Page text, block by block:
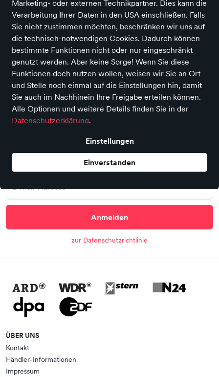
Marketing- oder externen Technikpartner. Dies kann die
Verarbeitung Ihrer Daten in den USA einschließen. Falls
Sie nicht zustimmen möchten, beschränken wir uns auf
die technisch-notwendigen Cookies. Dadurch können
bestimmte Funktionen nicht oder nur eingeschränkt
genutzt werden. Aber keine Sorge! Wenn Sie diese
Funktionen doch nutzen wollen, weisen wir Sie an Ort
und Stelle noch einmal auf die Einstellungen hin, damit
Sie auch im Nachhinein Ihre Freigabe erteilen können.
Alle Optionen und weitere Details finden Sie in der
Datenschutzerklärung.
Einstellungen
Einverstanden
vergangenen Jahr, geht das Event 2026 mit v...
LEGOLAND® Deutschland Resort
LEGOLAND Allee 1 89312 Günzburg
Familie
20. Juli - 30. August
10:00 - 19:00
Newsletter abonnieren
an und erfahren Sie als Erster von Angeboten und
Aktionen!
Anmelden
zur Datenschutzrichtlinie
ÜBER UNS
Kontakt
Händler-Informationen
Impressum